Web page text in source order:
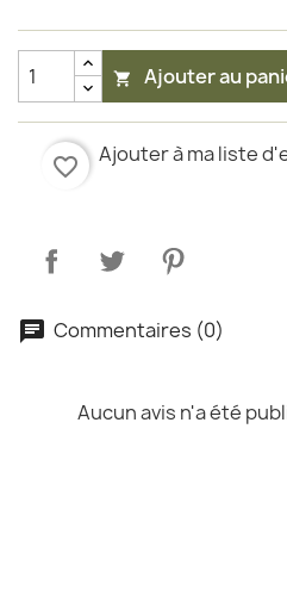
 Ajouter au
favorite_border Ajouter à ma liste
Commentaires (0)
Aucun avis n'a été